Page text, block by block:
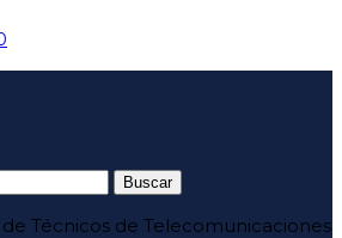
Técnicos de Telecomunicaciones